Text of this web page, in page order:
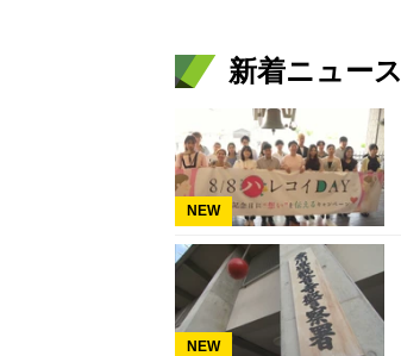
新着ニュース
NEW
NEW